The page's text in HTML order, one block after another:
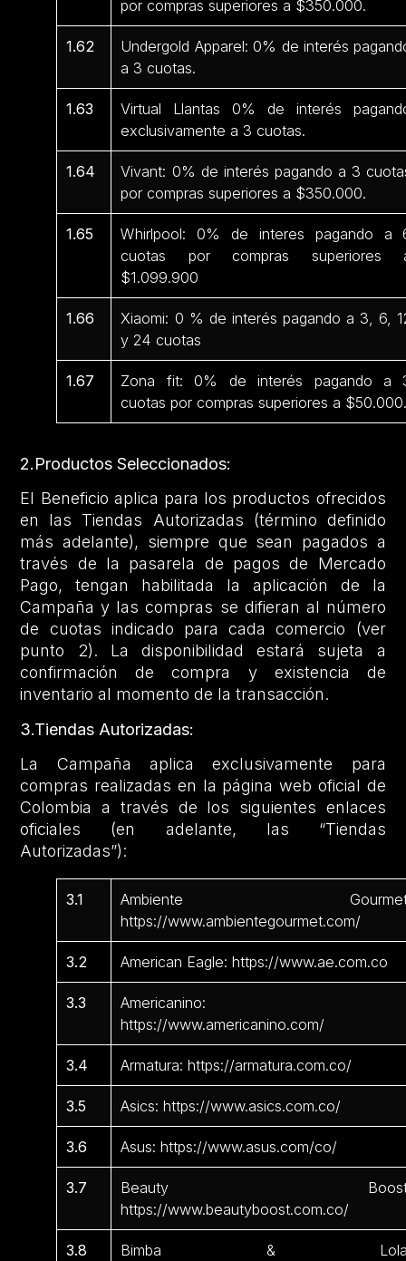
por compras superiores a $350.000.
1.62
Undergold Apparel: 0% de interés
a 3 cuotas.
1.63
Virtual Llantas 0% de interés
exclusivamente a 3 cuotas.
1.64
Vivant: 0% de interés pagando a 3
por compras superiores a $350.000.
1.65
Whirlpool: 0% de interes pagando a
cuotas por compras superiores
$1.099.900
1.66
Xiaomi: 0 % de interés pagando a 3, 6,
y 24 cuotas
1.67
Zona fit: 0% de interés pagando a
cuotas por compras superiores a
2.Productos Seleccionados:
El Beneficio aplica para los productos ofrecidos
en las Tiendas Autorizadas (término definido
más adelante), siempre que sean pagados a
través de la pasarela de pagos de Mercado
Pago, tengan habilitada la aplicación de la
Campaña y las compras se difieran al número
de cuotas indicado para cada comercio (ver
punto 2). La disponibilidad estará sujeta a
confirmación de compra y existencia de
inventario al momento de la transacción.
3.Tiendas Autorizadas:
La Campaña aplica exclusivamente para
compras realizadas en la página web oficial de
Colombia a través de los siguientes enlaces
oficiales (en adelante, las “Tiendas
Autorizadas”):
3.1
Ambiente
https://www.ambientegourmet.com/
3.2 American Eagle: https://www.ae.com.co
3.3
Americanino:
https://www.americanino.com/
3.4 Armatura: https://armatura.com.co/
3.5 Asics: https://www.asics.com.co/
3.6 Asus: https://www.asus.com/co/
3.7
Beauty
https://www.beautyboost.com.co/
3.8
Bimba &